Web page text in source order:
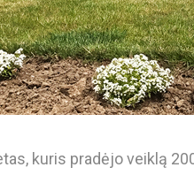
kuris pradėjo veiklą